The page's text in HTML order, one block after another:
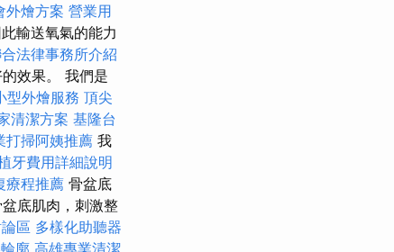
外燴方案 營業用
輸送氧氣的能力
法律事務所介紹
效果。 我們是
型外燴服務 頂尖
清潔方案 基隆台
打掃阿姨推薦 我
牙費用詳細說明
療程推薦 骨盆底
底肌肉，刺激整
區 多樣化助聽器
廓 高雄專業清潔